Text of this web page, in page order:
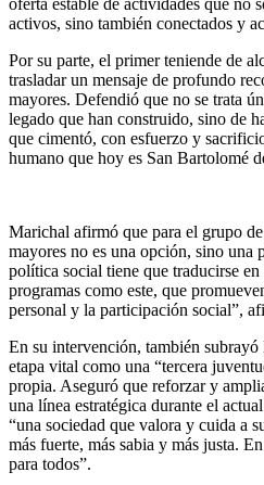
activos, sino también conectados y
Por su parte, el primer teniende de
trasladar un mensaje de profundo
mayores. Defendió que no se trata
legado que han construido, sino de
que cimentó, con esfuerzo y
humano que hoy es San Bartolomé
Marichal afirmó que para el grupo
mayores no es una opción, sino una
política social tiene que traducirse en
programas como este, que
personal y la participación social”,
En su intervención, también
etapa vital como una “tercera
propia. Aseguró que reforzar y
una línea estratégica durante el
“una sociedad que valora y cuida a
más fuerte, más sabia y más justa.
para todos”.